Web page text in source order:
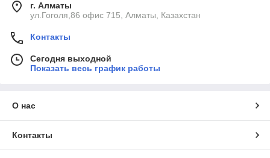
г. Алматы
ул.Гоголя,86 офис 715, Алматы, Казахстан
Контакты
Сегодня выходной
Показать весь график работы
О нас
Контакты